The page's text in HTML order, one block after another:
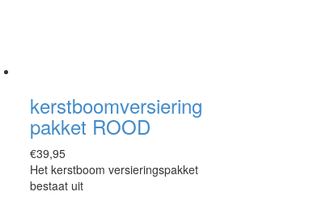
kerstboomversiering
pakket ROOD
€39,95
Het kerstboom versieringspakket
bestaat uit